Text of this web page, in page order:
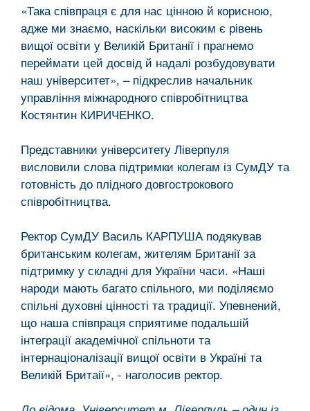
«Така співпраця є для нас цінною й корисною,
адже ми знаємо, наскільки високим є рівень
вищої освіти у Великій Британії і прагнемо
переймати цей досвід й надалі розбудовувати
наш університет», – підкреслив начальник
управління міжнародного співробітництва
Костянтин КИРИЧЕНКО.
Представники університету Ліверпуля
висловили слова підтримки колегам із СумДУ та
готовність до плідного довгострокового
співробітництва.
Ректор СумДУ Василь КАРПУША подякував
британським колегам, жителям Британії за
підтримку у складні для України часи. «Наші
народи мають багато спільного, ми поділяємо
спільні духовні цінності та традиції. Упевнений,
що наша співпраця сприятиме подальшій
інтеграції академічної спільноти та
інтернаціоналізації вищої освіти в Україні та
Великій Бритаії», - наголосив ректор.